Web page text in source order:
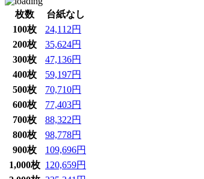
枚数
台紙なし
100枚
24,112円
200枚
35,624円
300枚
47,136円
400枚
59,197円
500枚
70,710円
600枚
77,403円
700枚
88,322円
800枚
98,778円
900枚
109,696円
1,000枚 120,659円